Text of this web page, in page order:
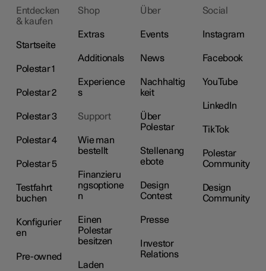
Entdecken
& kaufen
Startseite
Polestar 1
Polestar 2
Polestar 3
Polestar 4
Polestar 5
Testfahrt
buchen
Konfigurier
en
Pre-owned
Shop
Extras
Additionals
Experience
s
Support
Wie man
bestellt
Finanzieru
ngsoptione
n
Einen
Polestar
besitzen
Laden
Über
Events
News
Nachhaltig
keit
Über
Polestar
Stellenang
ebote
Design
Contest
Presse
Investor
Relations
Social
Instagram
Facebook
YouTube
LinkedIn
TikTok
Polestar
Community
Design
Community